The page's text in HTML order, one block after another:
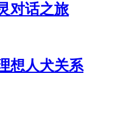
对话之旅
想人犬关系